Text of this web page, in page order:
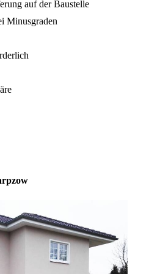
auf der Baustelle
Minusgraden